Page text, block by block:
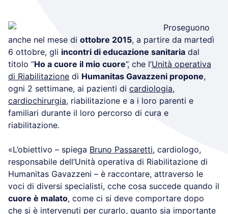
Proseguono
anche nel mese di ottobre 2015, a partire da martedì
6 ottobre, gli incontri di educazione sanitaria dal
titolo “Ho a cuore il mio cuore”, che l’Unità operativa
di Riabilitazione di Humanitas Gavazzeni propone,
ogni 2 settimane, ai pazienti di cardiologia,
cardiochirurgia, riabilitazione e a i loro parenti e
familiari durante il loro percorso di cura e
riabilitazione.
«L’obiettivo – spiega Bruno Passaretti, cardiologo,
responsabile dell’Unità operativa di Riabilitazione di
Humanitas Gavazzeni – è raccontare, attraverso le
voci di diversi specialisti, cche cosa succede quando il
cuore è malato, come ci si deve comportare dopo
che si è intervenuti per curarlo, quanto sia importante